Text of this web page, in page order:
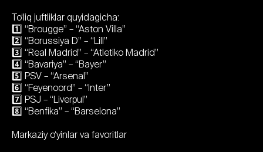
To‘liq juftliklar quyidagicha:
1️⃣ “Brougge” – “Aston Villa”
2️⃣ “Borussiya D” – “Lill”
3️⃣ “Real Madrid” – “Atletiko Madrid”
4️⃣ “Bavariya” – “Bayer”
5️⃣ PSV – “Arsenal”
6️⃣ “Feyenoord” – “Inter”
7️⃣ PSJ – “Liverpul”
8️⃣ “Benfika” – “Barselona”
Markaziy o‘yinlar va favoritlar